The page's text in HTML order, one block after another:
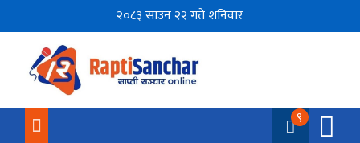
२०८३ साउन २२ गते शनिवार
९